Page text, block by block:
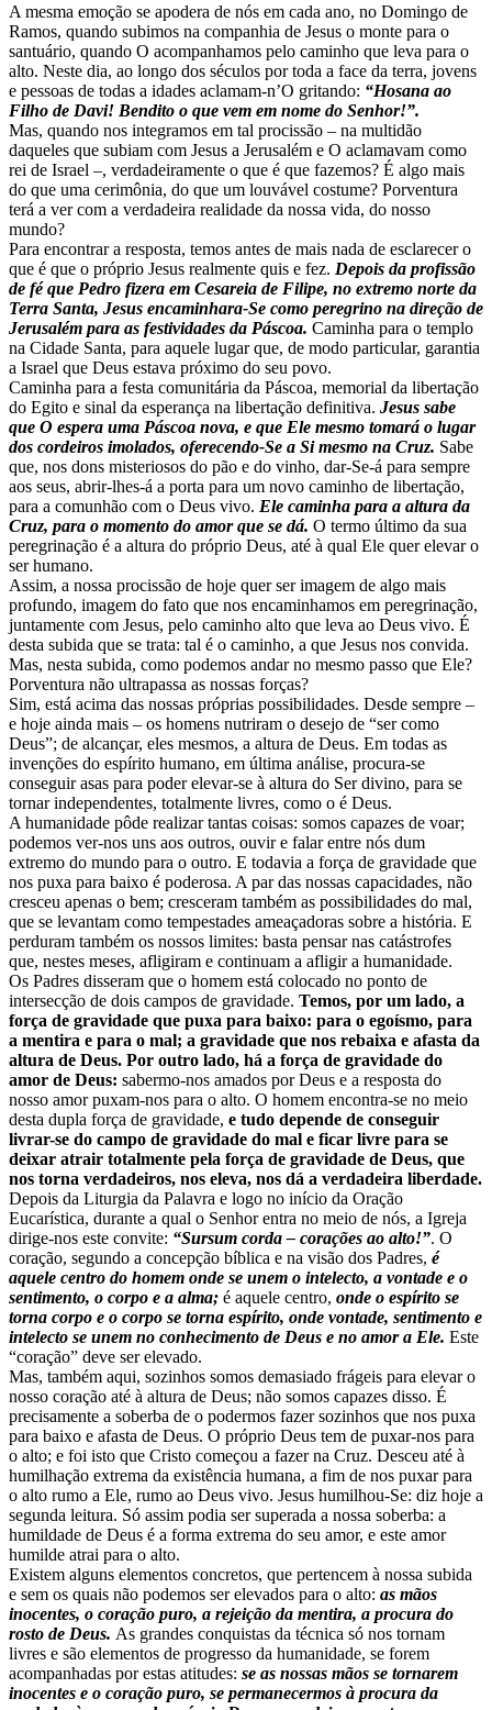
A mesma emoção se apodera de nós em cada ano, no Domingo de
Ramos, quando subimos na companhia de Jesus o monte para o
santuário, quando O acompanhamos pelo caminho que leva para o
alto. Neste dia, ao longo dos séculos por toda a face da terra, jovens
e pessoas de todas a idades aclamam-n’O gritando: “Hosana ao
Filho de Davi! Bendito o que vem em nome do Senhor!”.
Mas, quando nos integramos em tal procissão – na multidão
daqueles que subiam com Jesus a Jerusalém e O aclamavam como
rei de Israel –, verdadeiramente o que é que fazemos? É algo mais
do que uma cerimônia, do que um louvável costume? Porventura
terá a ver com a verdadeira realidade da nossa vida, do nosso
mundo?
Para encontrar a resposta, temos antes de mais nada de esclarecer o
que é que o próprio Jesus realmente quis e fez. Depois da profissão
de fé que Pedro fizera em Cesareia de Filipe, no extremo norte da
Terra Santa, Jesus encaminhara-Se como peregrino na direção de
Jerusalém para as festividades da Páscoa. Caminha para o templo
na Cidade Santa, para aquele lugar que, de modo particular, garantia
a Israel que Deus estava próximo do seu povo.
Caminha para a festa comunitária da Páscoa, memorial da libertação
do Egito e sinal da esperança na libertação definitiva. Jesus sabe
que O espera uma Páscoa nova, e que Ele mesmo tomará o lugar
dos cordeiros imolados, oferecendo-Se a Si mesmo na Cruz. Sabe
que, nos dons misteriosos do pão e do vinho, dar-Se-á para sempre
aos seus, abrir-lhes-á a porta para um novo caminho de libertação,
para a comunhão com o Deus vivo. Ele caminha para a altura da
Cruz, para o momento do amor que se dá. O termo último da sua
peregrinação é a altura do próprio Deus, até à qual Ele quer elevar o
ser humano.
Assim, a nossa procissão de hoje quer ser imagem de algo mais
profundo, imagem do fato que nos encaminhamos em peregrinação,
juntamente com Jesus, pelo caminho alto que leva ao Deus vivo. É
desta subida que se trata: tal é o caminho, a que Jesus nos convida.
Mas, nesta subida, como podemos andar no mesmo passo que Ele?
Porventura não ultrapassa as nossas forças?
Sim, está acima das nossas próprias possibilidades. Desde sempre –
e hoje ainda mais – os homens nutriram o desejo de “ser como
Deus”; de alcançar, eles mesmos, a altura de Deus. Em todas as
invenções do espírito humano, em última análise, procura-se
conseguir asas para poder elevar-se à altura do Ser divino, para se
tornar independentes, totalmente livres, como o é Deus.
A humanidade pôde realizar tantas coisas: somos capazes de voar;
podemos ver-nos uns aos outros, ouvir e falar entre nós dum
extremo do mundo para o outro. E todavia a força de gravidade que
nos puxa para baixo é poderosa. A par das nossas capacidades, não
cresceu apenas o bem; cresceram também as possibilidades do mal,
que se levantam como tempestades ameaçadoras sobre a história. E
perduram também os nossos limites: basta pensar nas catástrofes
que, nestes meses, afligiram e continuam a afligir a humanidade.
Os Padres disseram que o homem está colocado no ponto de
intersecção de dois campos de gravidade. Temos, por um lado, a
força de gravidade que puxa para baixo: para o egoísmo, para
a mentira e para o mal; a gravidade que nos rebaixa e afasta da
altura de Deus. Por outro lado, há a força de gravidade do
amor de Deus: sabermo-nos amados por Deus e a resposta do
nosso amor puxam-nos para o alto. O homem encontra-se no meio
desta dupla força de gravidade, e tudo depende de conseguir
livrar-se do campo de gravidade do mal e ficar livre para se
deixar atrair totalmente pela força de gravidade de Deus, que
nos torna verdadeiros, nos eleva, nos dá a verdadeira liberdade.
Depois da Liturgia da Palavra e logo no início da Oração
Eucarística, durante a qual o Senhor entra no meio de nós, a Igreja
dirige-nos este convite: “Sursum corda – corações ao alto!”. O
coração, segundo a concepção bíblica e na visão dos Padres, é
aquele centro do homem onde se unem o intelecto, a vontade e o
sentimento, o corpo e a alma; é aquele centro, onde o espírito se
torna corpo e o corpo se torna espírito, onde vontade, sentimento e
intelecto se unem no conhecimento de Deus e no amor a Ele. Este
“coração” deve ser elevado.
Mas, também aqui, sozinhos somos demasiado frágeis para elevar o
nosso coração até à altura de Deus; não somos capazes disso. É
precisamente a soberba de o podermos fazer sozinhos que nos puxa
para baixo e afasta de Deus. O próprio Deus tem de puxar-nos para
o alto; e foi isto que Cristo começou a fazer na Cruz. Desceu até à
humilhação extrema da existência humana, a fim de nos puxar para
o alto rumo a Ele, rumo ao Deus vivo. Jesus humilhou-Se: diz hoje a
segunda leitura. Só assim podia ser superada a nossa soberba: a
humildade de Deus é a forma extrema do seu amor, e este amor
humilde atrai para o alto.
Existem alguns elementos concretos, que pertencem à nossa subida
e sem os quais não podemos ser elevados para o alto: as mãos
inocentes, o coração puro, a rejeição da mentira, a procura do
rosto de Deus. As grandes conquistas da técnica só nos tornam
livres e são elementos de progresso da humanidade, se forem
acompanhadas por estas atitudes: se as nossas mãos se tornarem
inocentes e o coração puro, se permanecermos à procura da